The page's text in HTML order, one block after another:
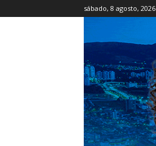
sábado, 8 agosto, 2026